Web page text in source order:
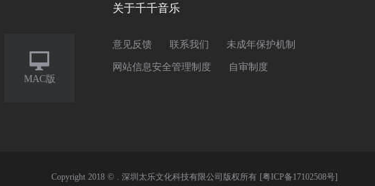

MAC版
关于千千音乐
意见反馈 联系我们 未成年保护机制
网站信息安全管理制度 自审制度
Copyright 2018 © . 深圳太乐文化科技有限公司版权所有 [粤ICP备17102508号]